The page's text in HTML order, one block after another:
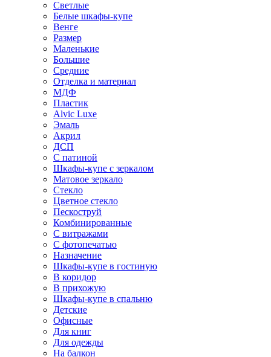
Светлые
Белые шкафы-купе
Венге
Размер
Маленькие
Большие
Средние
Отделка и материал
МДФ
Пластик
Alvic Luxe
Эмаль
Акрил
ДСП
С патиной
Шкафы-купе с зеркалом
Матовое зеркало
Стекло
Цветное стекло
Пескоструй
Комбинированные
С витражами
С фотопечатью
Назначение
Шкафы-купе в гостиную
В коридор
В прихожую
Шкафы-купе в спальню
Детские
Офисные
Для книг
Для одежды
На балкон